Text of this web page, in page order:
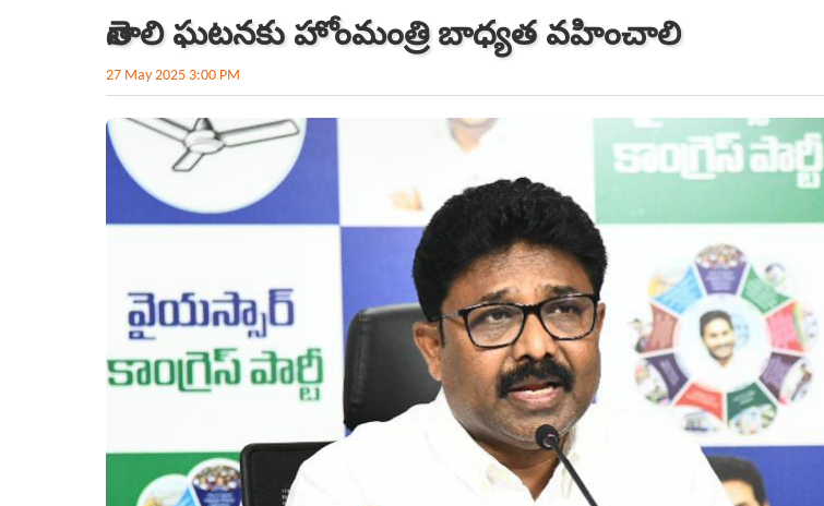
తెనాలి ఘటనకు హోంమంత్రి బాధ్యత వహించాలి
27 May 2025 3:00 PM